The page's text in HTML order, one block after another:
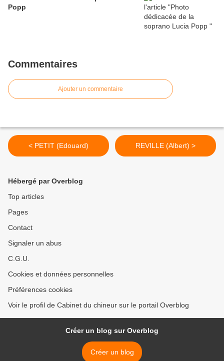
Popp
Commentaires
Ajouter un commentaire
< PETIT (Edouard) REVILLE (Albert) >
Hébergé par Overblog
Top articles
Pages
Contact
Signaler un abus
C.G.U.
Cookies et données personnelles
Préférences cookies
Voir le profil de Cabinet du chineur sur le portail Overblog
Créer un blog sur Overblog
Créer un blog